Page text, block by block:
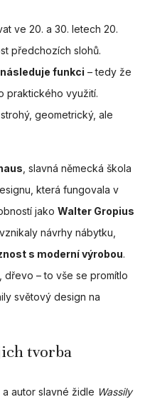
ve 20. a 30. letech 20.
předchozích slohů.
funkci – tedy že
praktického využití.
geometrický, ale
, slavná německá škola
která fungovala v
jako Walter Gropius
vznikaly návrhy nábytku,
s moderní výrobou.
– to vše se promítlo
světový design na
tvorba
a autor slavné židle Wassily